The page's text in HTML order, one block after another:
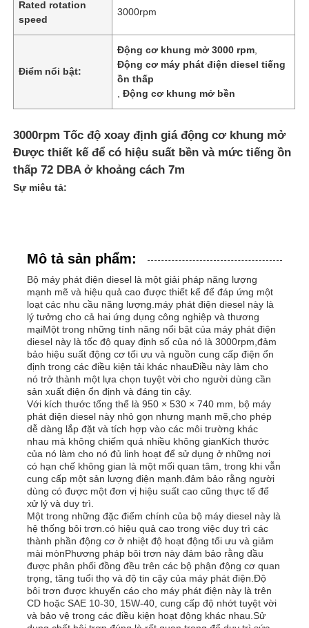
Nhà
Sản phẩm
Video
Rated rotation
speed
3000rpm
Điểm nổi bật:
Động cơ khung mở 3000 rpm
Động cơ máy phát điện diesel tiếng
ồn thấp
,Động cơ khung mở bền
3000rpm Tốc độ xoay định giá động cơ khung mở
Được thiết kế để có hiệu suất bền và mức tiếng ồn
thấp 72 DBA ở khoảng cách 7m
Sự miêu tả:
Mô tả sản phẩm:
Bộ máy phát điện diesel là một giải pháp năng lượng
mạnh mẽ và hiệu quả cao được thiết kế để đáp ứng một
loạt các nhu cầu năng lượng.máy phát điện diesel này là
lý tưởng cho cả hai ứng dụng công nghiệp và thương
mạiMột trong những tính năng nổi bật của máy phát điện
diesel này là tốc độ quay định số của nó là 3000rpm,đảm
bảo hiệu suất động cơ tối ưu và nguồn cung cấp điện ổn
định trong các điều kiện tải khác nhauĐiều này làm cho
nó trở thành một lựa chọn tuyệt vời cho người dùng cần
sản xuất điện ổn định và đáng tin cậy.
Với kích thước tổng thể là 950 × 530 × 740 mm, bộ máy
phát điện diesel này nhỏ gọn nhưng mạnh mẽ,cho phép
dễ dàng lắp đặt và tích hợp vào các môi trường khác
nhau mà không chiếm quá nhiều không gianKích thước
của nó làm cho nó đủ linh hoạt để sử dụng ở những nơi
có hạn chế không gian là một mối quan tâm, trong khi vẫn
cung cấp một sản lượng điện mạnh.đảm bảo rằng người
dùng có được một đơn vị hiệu suất cao cũng thực tế để
xử lý và duy trì.
Một trong những đặc điểm chính của bộ máy diesel này là
hệ thống bôi trơn.có hiệu quả cao trong việc duy trì các
thành phần động cơ ở nhiệt độ hoạt động tối ưu và giảm
mài mònPhương pháp bôi trơn này đảm bảo rằng dầu
được phân phối đồng đều trên các bộ phận động cơ quan
trọng, tăng tuổi thọ và độ tin cậy của máy phát điện.Độ
bôi trơn được khuyến cáo cho máy phát điện này là trên
CD hoặc SAE 10-30, 15W-40, cung cấp độ nhớt tuyệt vời
và bảo vệ trong các điều kiện hoạt động khác nhau.Sử